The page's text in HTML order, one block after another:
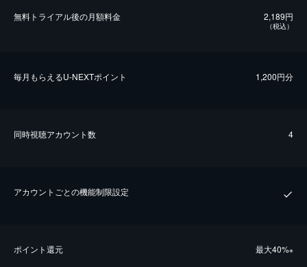
無料トライアル後の⽉額料金 2,189円
（税込）
毎⽉もらえるU-NEXTポイント 1,200円分
同時視聴アカウント数 4
アカウントごとの機能制限設定
ポイント還元 最⼤40%※